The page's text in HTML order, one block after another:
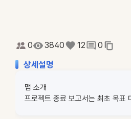
0 3840 12 0
상세설명
맵 소개
프로젝트 종료 보고서는 최초 목표